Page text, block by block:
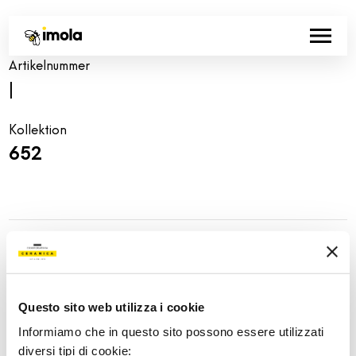
Questo sito web utilizza i cookie
Informiamo che in questo sito possono essere utilizzati
diversi tipi di cookie:
Artikelnummer
Kollektion
652
Share: